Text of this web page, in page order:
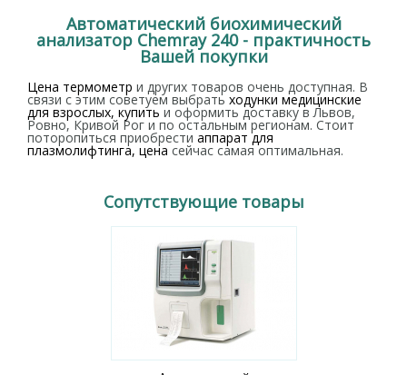
Автоматический биохимический
анализатор Chemray 240 - практичность
Вашей покупки
Цена термометр и других товаров очень доступная. В
связи с этим советуем выбрать ходунки медицинские
для взрослых, купить и оформить доставку в Львов,
Ровно, Кривой Рог и по остальным регионам. Стоит
поторопиться приобрести аппарат для
плазмолифтинга, цена сейчас самая оптимальная.
Сопутствующие товары